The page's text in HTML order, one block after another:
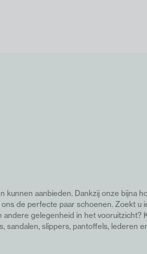
kunnen aanbieden. Dankzij onze bijna
de perfecte paar schoenen. Zoekt u
gelegenheid in het vooruitzicht?
sandalen, slippers, pantoffels, lederen